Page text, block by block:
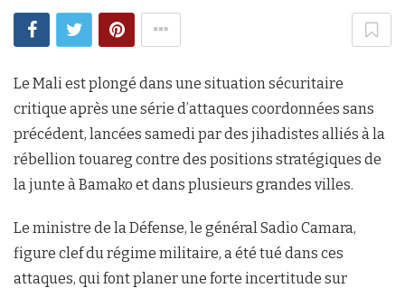
Le Mali est plongé dans une situation sécuritaire
critique après une série d’attaques coordonnées sans
précédent, lancées samedi par des jihadistes alliés à la
rébellion touareg contre des positions stratégiques de
la junte à Bamako et dans plusieurs grandes villes.
Le ministre de la Défense, le général Sadio Camara,
figure clef du régime militaire, a été tué dans ces
attaques, qui font planer une forte incertitude sur